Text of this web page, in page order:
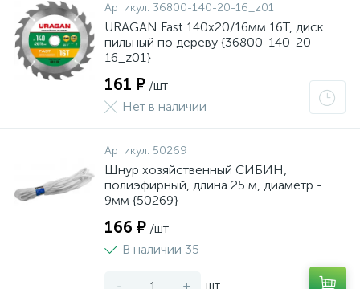
Артикул: 36800-140-20-16_z01
URAGAN Fast 140x20/16мм 16Т, диск
пильный по дереву {36800-140-20-
16_z01}
161 ₽ /шт
Нет в наличии
Артикул: 50269
Шнур хозяйственный СИБИН,
полиэфирный, длина 25 м, диаметр -
9мм {50269}
166 ₽ /шт
В наличии 35
- + шт